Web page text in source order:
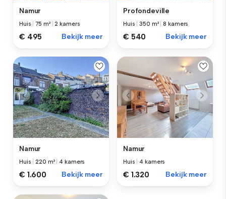
Namur
Huis |75 m² |2 kamers
€ 495 Bekijk meer
Profondeville
Huis |350 m² |8 kamers
€ 540 Bekijk meer
Namur
Huis |220 m² 4 kamers
€ 1.600 Bekijk meer
Namur
Huis 4 kamers
€ 1.320 Bekijk meer